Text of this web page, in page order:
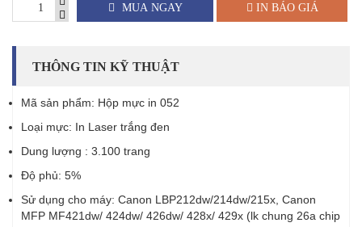
MUA NGAY IN BÁO GIÁ
THÔNG TIN KỸ THUẬT
Mã sản phẩm: Hộp mực in 052
Loại mực: In Laser trắng đen
Dung lượng : 3.100 trang
Độ phủ: 5%
Sử dụng cho máy: Canon LBP212dw/214dw/215x, Canon
MFP MF421dw/ 424dw/ 426dw/ 428x/ 429x (lk chung 26a chip